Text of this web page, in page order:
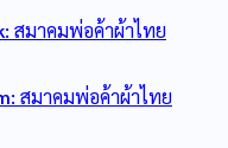
สมาคมพ่อค้าผ้าไทย
สมาคมพ่อค้าผ้าไทย